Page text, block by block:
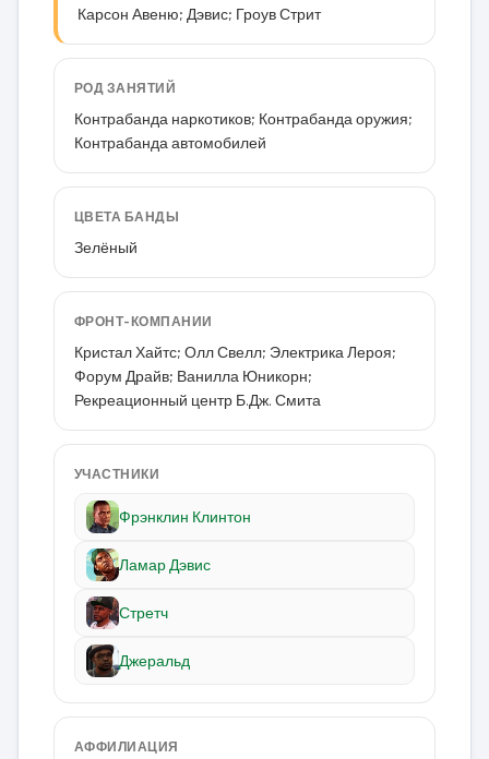
Карсон Авеню; Дэвис; Гроув Стрит
РОД ЗАНЯТИЙ
Контрабанда наркотиков; Контрабанда оружия;
Контрабанда автомобилей
ЦВЕТА БАНДЫ
Зелёный
ФРОНТ-КОМПАНИИ
Кристал Хайтс; Олл Свелл; Электрика Лероя;
Форум Драйв; Ванилла Юникорн;
Рекреационный центр Б.Дж. Смита
УЧАСТНИКИ
Фрэнклин Клинтон
Ламар Дэвис
Стретч
Джеральд
АФФИЛИАЦИЯ